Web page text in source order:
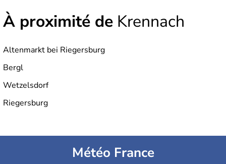
À proximité de Krennach
Altenmarkt bei Riegersburg
Bergl
Wetzelsdorf
Riegersburg
Météo France